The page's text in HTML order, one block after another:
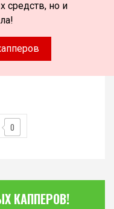
средств, но и
0
КАППЕРОВ!